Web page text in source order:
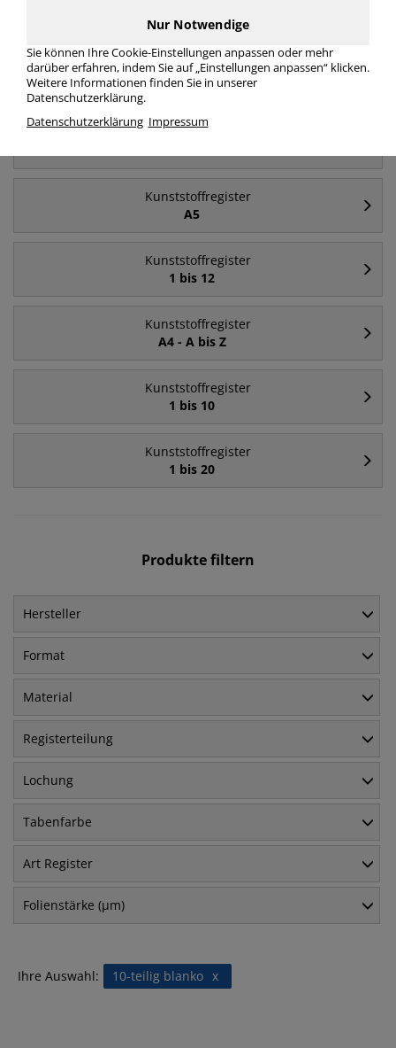
A4
Kunststoffregister
A bis Z
Kunststoffregister
Kunststoffregister
A5
Kunststoffregister
1 bis 12
Kunststoffregister
A4 - A bis Z
Kunststoffregister
1 bis 10
Kunststoffregister
1 bis 20
Produkte filtern
Hersteller
Format
Material
Registerteilung
Lochung
Tabenfarbe
Art Register
Folienstärke (µm)
Ihre Auswahl: x
10-teilig blanko
Nur Notwendige
Sie können Ihre Cookie-Einstellungen anpassen oder mehr
darüber erfahren, indem Sie auf „Einstellungen anpassen“ klicken.
Weitere Informationen finden Sie in unserer
Datenschutzerklärung.
Datenschutzerklärung Impressum